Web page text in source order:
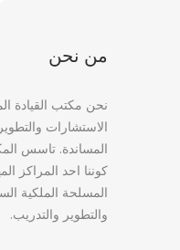
من نحن
نحن مكتب القيادة
الاستشارات
كوننا احد المراكز
المسلحة الملكية
والتطوير والتدريب.